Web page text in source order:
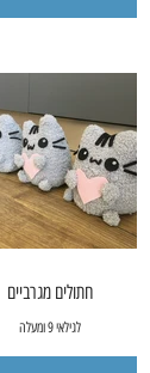
חתולים מגרביים
לגילאי 9 ומעלה